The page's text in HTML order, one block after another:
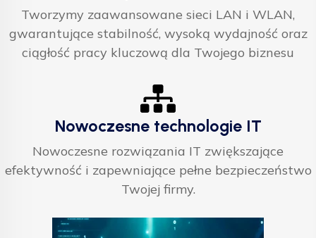
Tworzymy zaawansowane sieci LAN i WLAN,
gwarantujące stabilność, wysoką wydajność oraz
ciągłość pracy kluczową dla Twojego biznesu
Nowoczesne technologie IT
Nowoczesne rozwiązania IT zwiększające
efektywność i zapewniające pełne bezpieczeństwo
Twojej firmy.